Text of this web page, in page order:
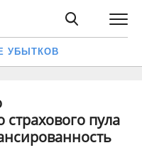
УБЫТКОВ
страхового пула